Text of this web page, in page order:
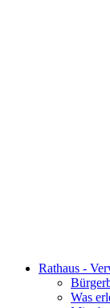
Rathaus -
Was